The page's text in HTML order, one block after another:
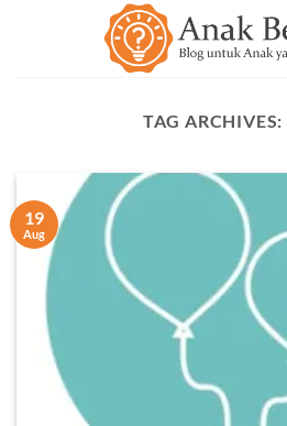
TAG ARCHIVES:
19
Aug